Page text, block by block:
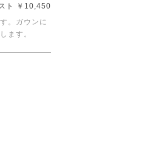
ト ￥10,450
。ガウンに
ます。